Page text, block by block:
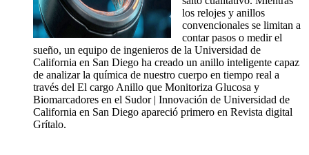
los relojes y anillos
convencionales se limitan a
contar pasos o medir el
sueño, un equipo de ingenieros de la Universidad de
California en San Diego ha creado un anillo inteligente capaz
de analizar la química de nuestro cuerpo en tiempo real a
través del El cargo Anillo que Monitoriza Glucosa y
Biomarcadores en el Sudor | Innovación de Universidad de
California en San Diego apareció primero en Revista digital
Grítalo.